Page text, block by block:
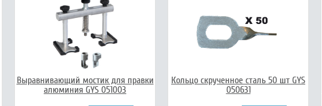
Выравнивающий мостик для правки
алюминия GYS 051003
Кольцо скрученное сталь 50 шт GYS
050631